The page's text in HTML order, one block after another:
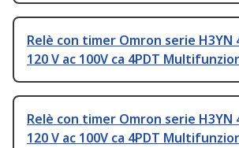
Relè con timer Omron serie H3YN
120 V ac 100V ca 4PDT
Relè con timer Omron serie H3YN
120 V ac 100V ca 4PDT